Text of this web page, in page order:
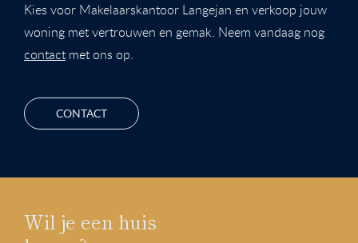
Kies voor Makelaarskantoor Langejan en verkoop jouw
woning met vertrouwen en gemak. Neem vandaag nog
contactmet ons op.
CONTACT
Wil je een huis